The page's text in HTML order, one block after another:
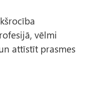
vēlmi
attīstīt prasmes